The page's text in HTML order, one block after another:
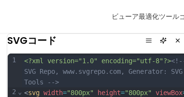
ビューア最適化ツール
SVGコード
1
2 ⌄
<?xml version="1.0" encoding="utf-8"?>
SVG Repo, www.svgrepo.com, Generator:
Tools -->
<svg width="800px" height="800px" viewBox